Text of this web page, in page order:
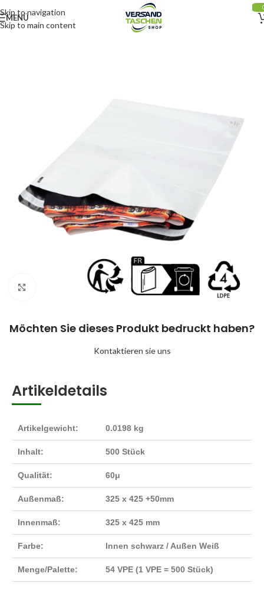
Skip to navigation
Skip to main content
MENÜ
Klick zum Vergrößern
Möchten Sie dieses Produkt bedruckt haben?
Kontaktieren sie uns
Artikeldetails
Artikelgewicht: 0.0198 kg
Inhalt: 500 Stück
Qualität: 60μ
Außenmaß: 325 x 425 +50mm
Innenmaß: 325 x 425 mm
Farbe: Innen schwarz / Außen Weiß
Menge/Palette: 54 VPE (1 VPE = 500 Stück)